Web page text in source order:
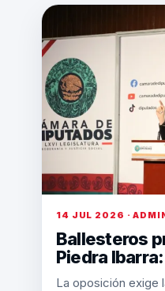
14 JUL 2026 ·
Ballesteros
Piedra
La oposición exige